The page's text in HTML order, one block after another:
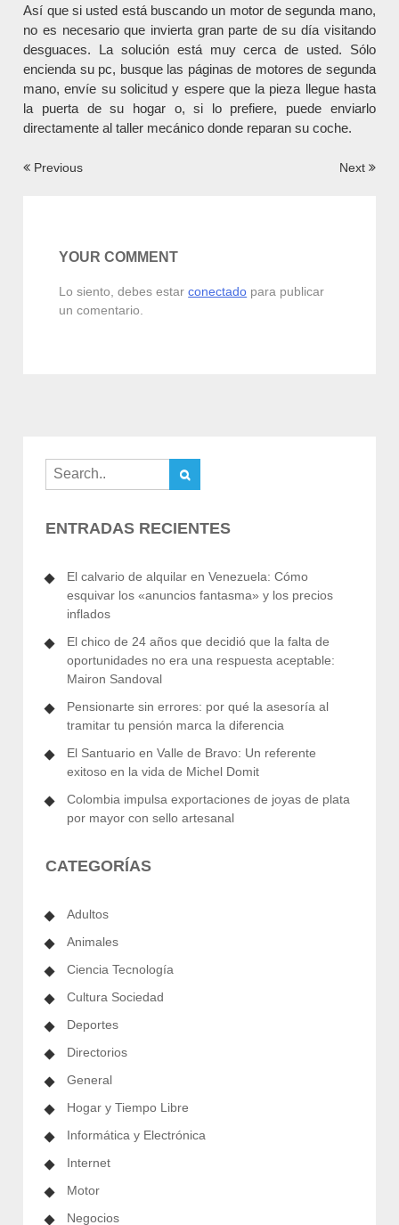
Así que si usted está buscando un motor de segunda mano,
no es necesario que invierta gran parte de su día visitando
desguaces. La solución está muy cerca de usted. Sólo
encienda su pc, busque las páginas de motores de segunda
mano, envíe su solicitud y espere que la pieza llegue hasta
la puerta de su hogar o, si lo prefiere, puede enviarlo
directamente al taller mecánico donde reparan su coche.
Navegación
Previous Next
YOUR COMMENT
Lo siento, debes estarconectado para publicar
un comentario.
ENTRADAS RECIENTES
El calvario de alquilar en Venezuela: Cómo
esquivar los «anuncios fantasma» y los precios
inflados
El chico de 24 años que decidió que la falta de
oportunidades no era una respuesta aceptable:
Mairon Sandoval
Pensionarte sin errores: por qué la asesoría al
tramitar tu pensión marca la diferencia
El Santuario en Valle de Bravo: Un referente
exitoso en la vida de Michel Domit
Colombia impulsa exportaciones de joyas de plata
por mayor con sello artesanal
CATEGORÍAS
Adultos
Animales
Ciencia Tecnología
Cultura Sociedad
Deportes
Directorios
General
Hogar y Tiempo Libre
Informática y Electrónica
Internet
Motor
Negocios